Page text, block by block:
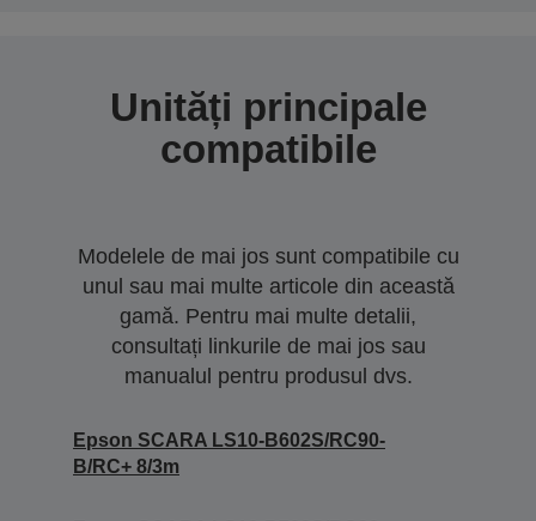
Unități principale
compatibile
Modelele de mai jos sunt compatibile cu
unul sau mai multe articole din această
gamă. Pentru mai multe detalii,
consultați linkurile de mai jos sau
manualul pentru produsul dvs.
Epson SCARA LS10-B602S/RC90-
B/RC+ 8/3m